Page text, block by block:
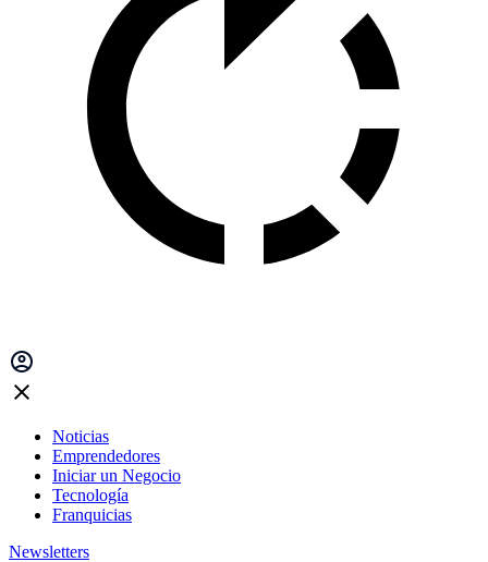
Noticias
Emprendedores
Iniciar un Negocio
Tecnología
Franquicias
Newsletters